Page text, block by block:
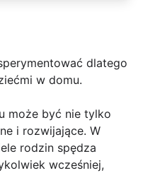
dlatego
w domu.
może być nie tylko
i rozwijające. W
rodzin spędza
wcześniej,